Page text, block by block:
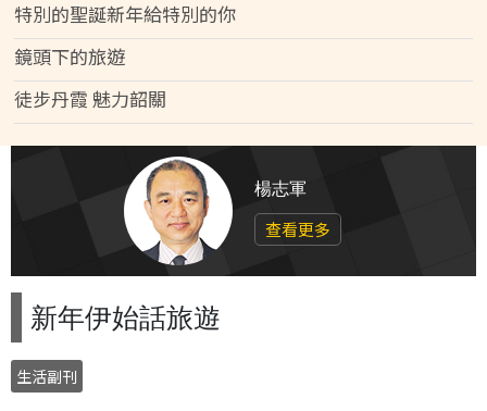
特別的聖誕新年給特別的你
鏡頭下的旅遊
徒步丹霞 魅力韶關
楊志軍
查看更多
新年伊始話旅遊
生活副刊